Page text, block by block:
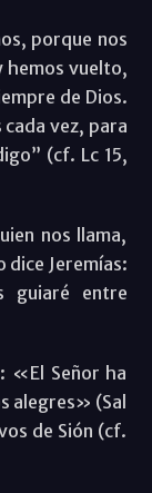
porque nos
hemos vuelto,
de Dios.
cada vez, para
(cf. Lc 15,
nos llama,
dice Jeremías:
guiaré entre
«El Señor ha
alegres» (Sal
de Sión (cf.